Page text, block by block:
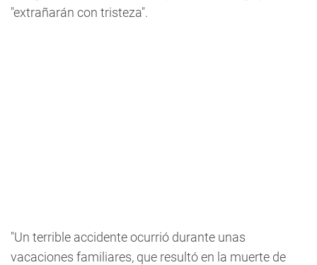
"extrañarán con tristeza".
"Un terrible accidente ocurrió durante unas
vacaciones familiares, que resultó en la muerte de